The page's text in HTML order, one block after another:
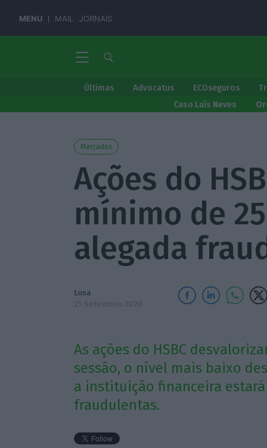
MENU MAIL JORNAIS
Últimas Advocatus ECOseguros
Caso Luís Neves
Mercados
Ações do
mínimo de
alegada
Lusa
21 Setembro 2020
As ações do HSBC
sessão, o nível mais baixo
a instituição financeira
fraudulentas.